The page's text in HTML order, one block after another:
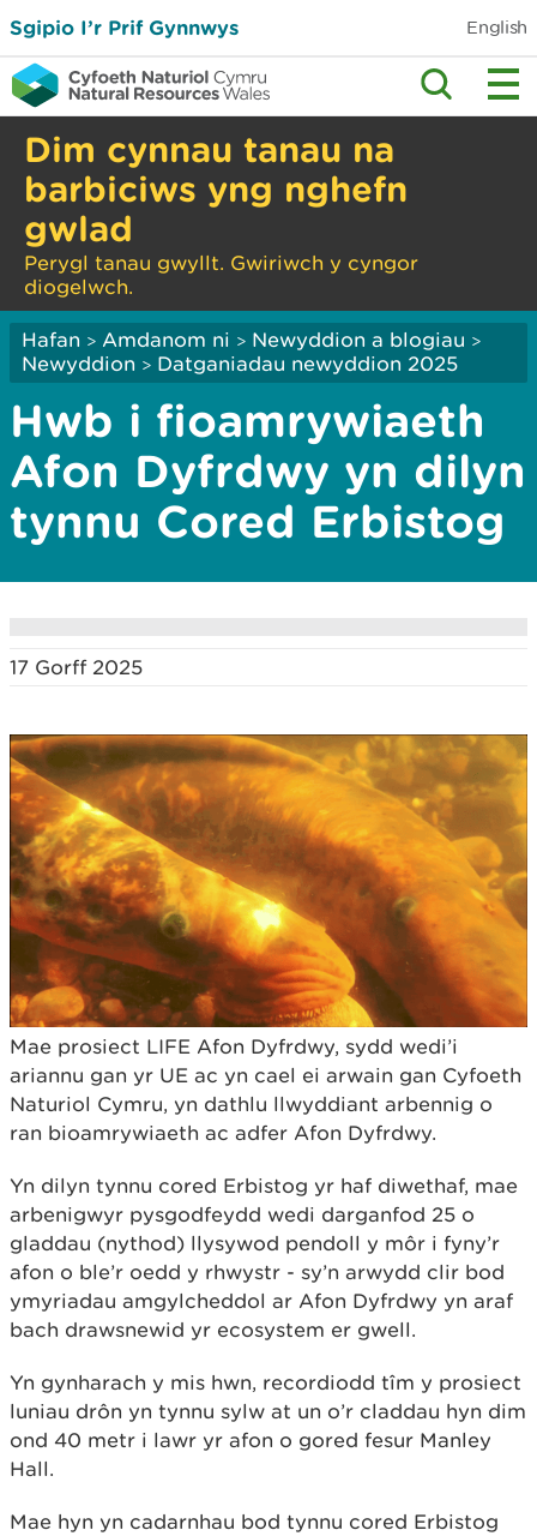
Sgipio I’r Prif Gynnwys English
Dim cynnau tanau na
barbiciws yng nghefn
gwlad
Perygl tanau gwyllt. Gwiriwch y cyngor
diogelwch.
Hafan > Amdanom ni > Newyddion a blogiau >
Newyddion > Datganiadau newyddion 2025
Hwb i fioamrywiaeth
Afon Dyfrdwy yn dilyn
tynnu Cored Erbistog
17 Gorff 2025
Mae prosiect LIFE Afon Dyfrdwy, sydd wedi’i
ariannu gan yr UE ac yn cael ei arwain gan Cyfoeth
Naturiol Cymru, yn dathlu llwyddiant arbennig o
ran bioamrywiaeth ac adfer Afon Dyfrdwy.
Yn dilyn tynnu cored Erbistog yr haf diwethaf, mae
arbenigwyr pysgodfeydd wedi darganfod 25 o
gladdau (nythod) llysywod pendoll y môr i fyny’r
afon o ble’r oedd y rhwystr - sy’n arwydd clir bod
ymyriadau amgylcheddol ar Afon Dyfrdwy yn araf
bach drawsnewid yr ecosystem er gwell.
Yn gynharach y mis hwn, recordiodd tîm y prosiect
luniau drôn yn tynnu sylw at un o’r claddau hyn dim
ond 40 metr i lawr yr afon o gored fesur Manley
Hall.
Mae hyn yn cadarnhau bod tynnu cored Erbistog